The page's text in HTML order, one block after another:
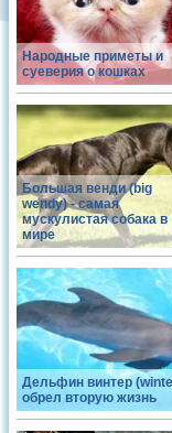
Народные приметы и
суеверия о кошках
Большая венди (big
wendy) - самая
мускулистая собака в
мире
Дельфин винтер
обрел вторую жизнь